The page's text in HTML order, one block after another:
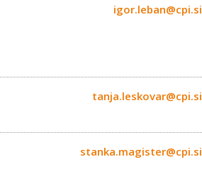
igor.leban@cpi.si
tanja.leskovar@cpi.si
stanka.magister@cpi.si